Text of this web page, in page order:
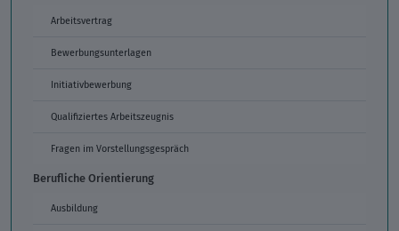
Arbeitsvertrag
Bewerbungsunterlagen
Initiativbewerbung
Qualifiziertes Arbeitszeugnis
Fragen im Vorstellungsgespräch
Berufliche Orientierung
Ausbildung